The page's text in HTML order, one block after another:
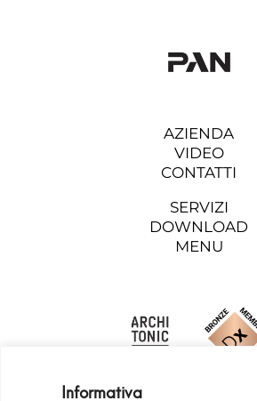
Informativa
AZIENDA
VIDEO
CONTATTI
SERVIZI
DOWNLOAD
MENU